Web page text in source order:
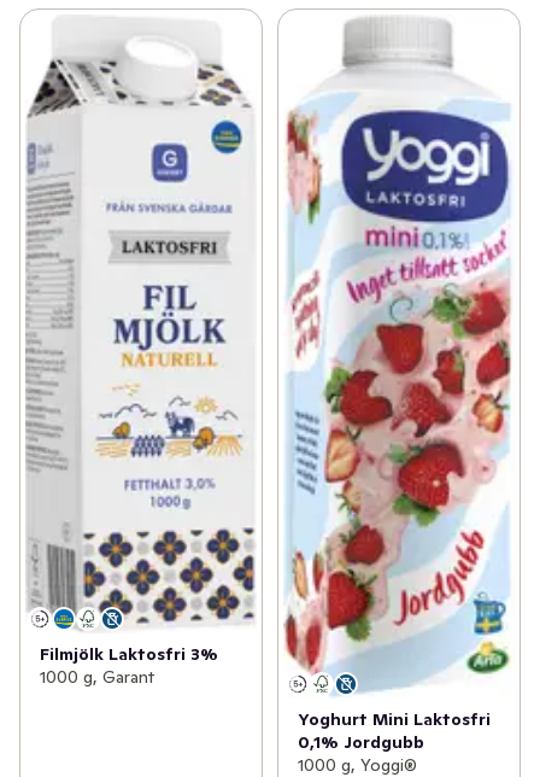
Filmjölk Laktosfri 3%
1000 g, Garant
Yoghurt Mini Laktosfri
0,1% Jordgubb
1000 g, Yoggi®